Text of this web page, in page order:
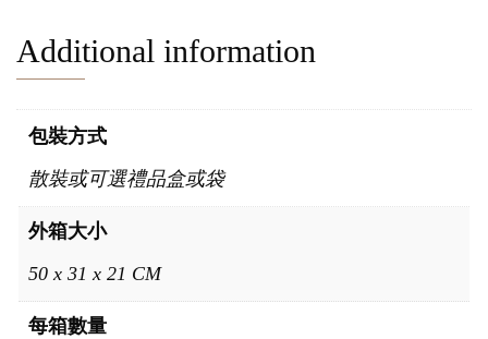
Additional information
包裝方式
散裝或可選禮品盒或袋
外箱大小
50 x 31 x 21 CM
每箱數量